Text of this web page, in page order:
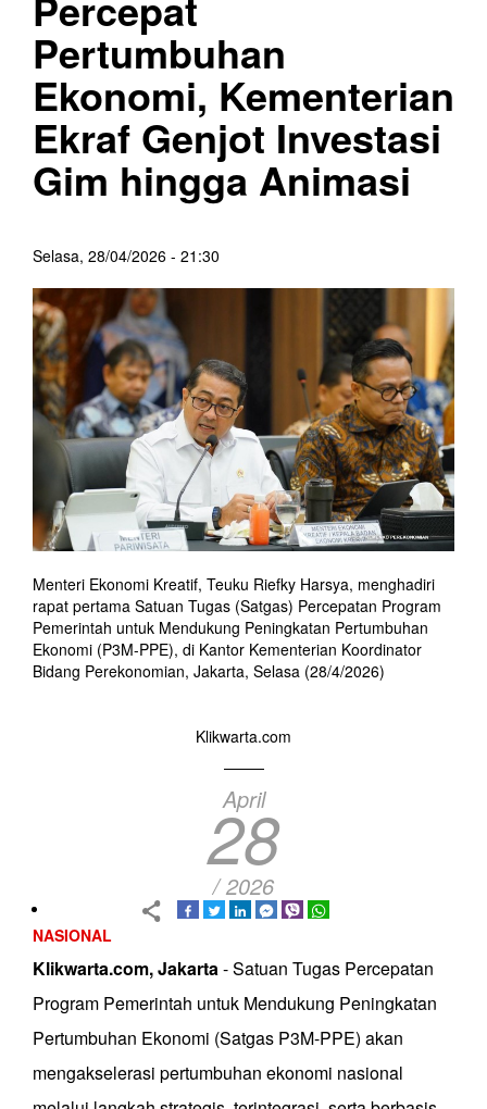
Pertumbuhan
Ekonomi, Kementerian
Ekraf Genjot Investasi
Gim hingga Animasi
Selasa, 28/04/2026 - 21:30
Menteri Ekonomi Kreatif, Teuku Riefky Harsya, menghadiri
rapat pertama Satuan Tugas (Satgas) Percepatan Program
Pemerintah untuk Mendukung Peningkatan Pertumbuhan
Ekonomi (P3M-PPE), di Kantor Kementerian Koordinator
Bidang Perekonomian, Jakarta, Selasa (28/4/2026)
Klikwarta.com
April
28
/ 2026
NASIONAL
Klikwarta.com, Jakarta- Satuan Tugas Percepatan
Program Pemerintah untuk Mendukung Peningkatan
Pertumbuhan Ekonomi (Satgas P3M-PPE) akan
mengakselerasi pertumbuhan ekonomi nasional